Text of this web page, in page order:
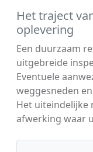
Het traject
oplevering
Een duurzaam
uitgebreide
Eventuele
weggesneden
Het uiteindelijke
afwerking waar